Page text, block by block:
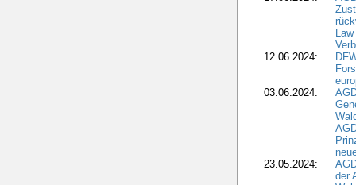
12.06.2024:
03.06.2024:
23.05.2024:
der